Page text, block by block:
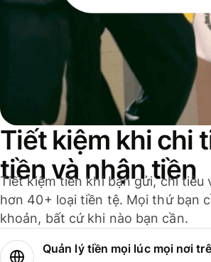
Tiết kiệm khi chi
tiền và nhận tiền
Tiết kiệm tiền khi bạn gửi, chi tiêu
hơn 40+ loại tiền tệ. Mọi thứ bạn
khoản, bất cứ khi nào bạn cần.
Quản lý tiền mọi lúc mọi nơi